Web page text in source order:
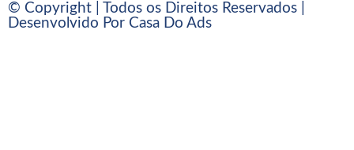
© Copyright | Todos os Direitos Reservados |
Desenvolvido Por Casa Do Ads